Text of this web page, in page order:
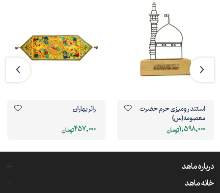
استند رومیزی حرم حضرت
معصومه(س)
1,598,000تومان
رانر بهاران
457,000تومان
درباره ماهد
خانه ماهد